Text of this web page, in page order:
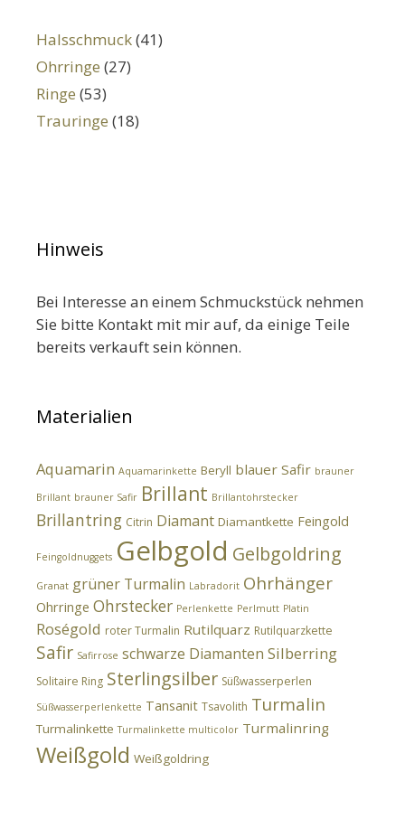
Halsschmuck(41)
Ohrringe (27)
Ringe (53)
Trauringe (18)
Hinweis
Bei Interesse an einem Schmuckstück nehmen
Sie bitte Kontakt mit mir auf, da einige Teile
bereits verkauft sein können.
Materialien
Aquamarin Aquamarinkette Beryll blauer Safir brauner
Brillant brauner Safir Brillant Brillantohrstecker
Brillantring Citrin Diamant Diamantkette Feingold
Feingoldnuggets Gelbgold Gelbgoldring
Granat grüner Turmalin Labradorit Ohrhänger
Ohrringe Ohrstecker Perlenkette Perlmutt Platin
Roségold roter Turmalin Rutilquarz Rutilquarzkette
Safir Safirrose schwarze Diamanten Silberring
Solitaire Ring Sterlingsilber Süßwasserperlen
Süßwasserperlenkette Tansanit Tsavolith Turmalin
Turmalinkette Turmalinkette multicolor Turmalinring
Weißgold Weißgoldring